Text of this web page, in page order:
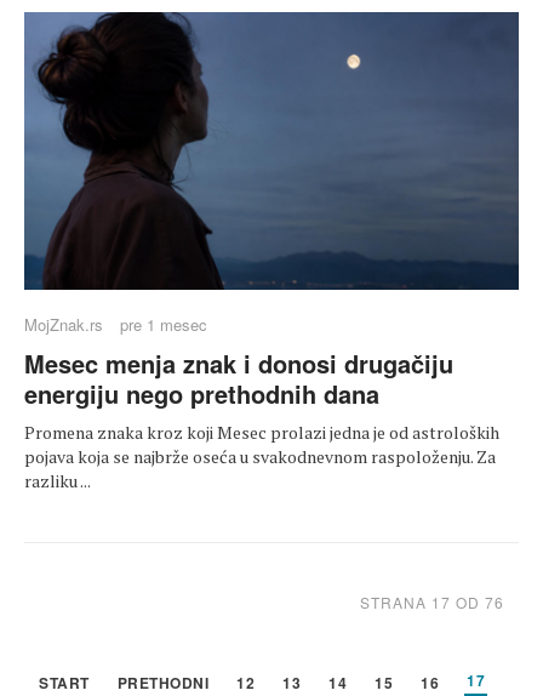
MojZnak.rs pre 1 mesec
Mesec menja znak i donosi drugačiju
energiju nego prethodnih dana
Promena znaka kroz koji Mesec prolazi jedna je od astroloških
pojava koja se najbrže oseća u svakodnevnom raspoloženju. Za
razliku ...
STRANA 17 OD 76
START PRETHODNI 12 13 14 15 16
17